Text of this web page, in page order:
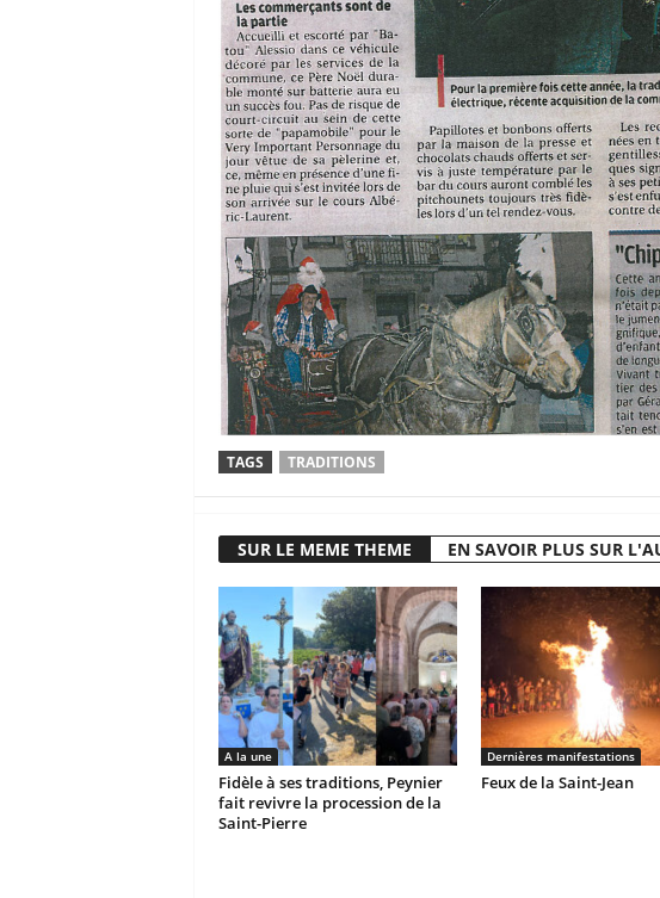
TAGS TRADITIONS
SUR LE MEME THEME EN SAVOIR PLUS SUR
A la une
Fidèle à ses traditions, Peynier
fait revivre la procession de la
Saint-Pierre
Dernières manifestations
Feux de la Saint-Jean